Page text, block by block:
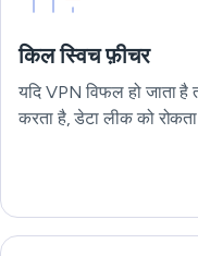
किल स्विच फ़ीचर
यदि VPN विफल हो जाता
करता है, डेटा लीक को